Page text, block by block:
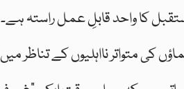
کا واحد قابلِ عمل راستہ ہے۔
کی متواتر نااہلیوں کے تناظر